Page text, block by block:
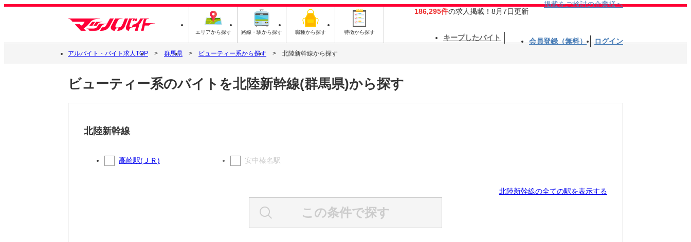
エリアから探す 路線・駅から探す 職種から探す 特徴から探す
186,295件の求人掲載！8月7日更新
掲載をご検討の企業様へ
キープしたバイト 会員登録（無料） ログイン
アルバイト・バイト求人TOP 群馬県 ビューティー系から探す 北陸新幹線から探す
ビューティー系のバイトを北陸新幹線(群馬県)から探す
北陸新幹線
高崎駅(ＪＲ) 安中榛名駅
北陸新幹線の全ての駅を表示する
この条件で探す